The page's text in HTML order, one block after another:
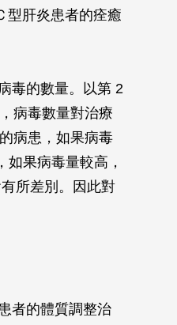
型肝炎患者的痊癒
毒的數量。以第 2
病毒數量對治療
病患，如果病毒
果病毒量較高，
所差別。因此對
者的體質調整治